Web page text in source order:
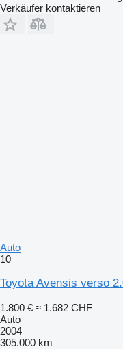
Verkäufer kontaktieren
Auto
10
Toyota Avensis verso
1.800 € ≈ 1.682 CHF
Auto
2004
305.000 km